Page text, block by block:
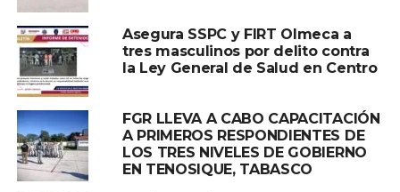
La SSPC reitera su compromiso de continuar
implementando acciones de formación continua para
garantizar un servicio policial eficiente, cercano y
respetuoso de los derechos humanos. ¡Proteger es mi
deber!
Asegura SSPC y FIRT Olmeca a
tres masculinos por delito contra
la Ley General de Salud en Centro
FGR LLEVA A CABO CAPACITACIÓN
A PRIMEROS RESPONDIENTES DE
LOS TRES NIVELES DE GOBIERNO
EN TENOSIQUE, TABASCO